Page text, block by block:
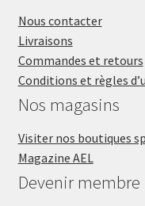
Nous contacter
Livraisons
Commandes et retours
Conditions et règles
Nos magasins
Visiter nos boutiques
Magazine AEL
Devenir membre